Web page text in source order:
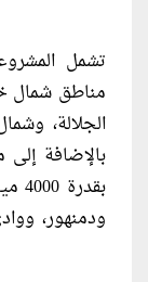
تشمل
مناطق شمال
بالإضافة
ودمنهور،